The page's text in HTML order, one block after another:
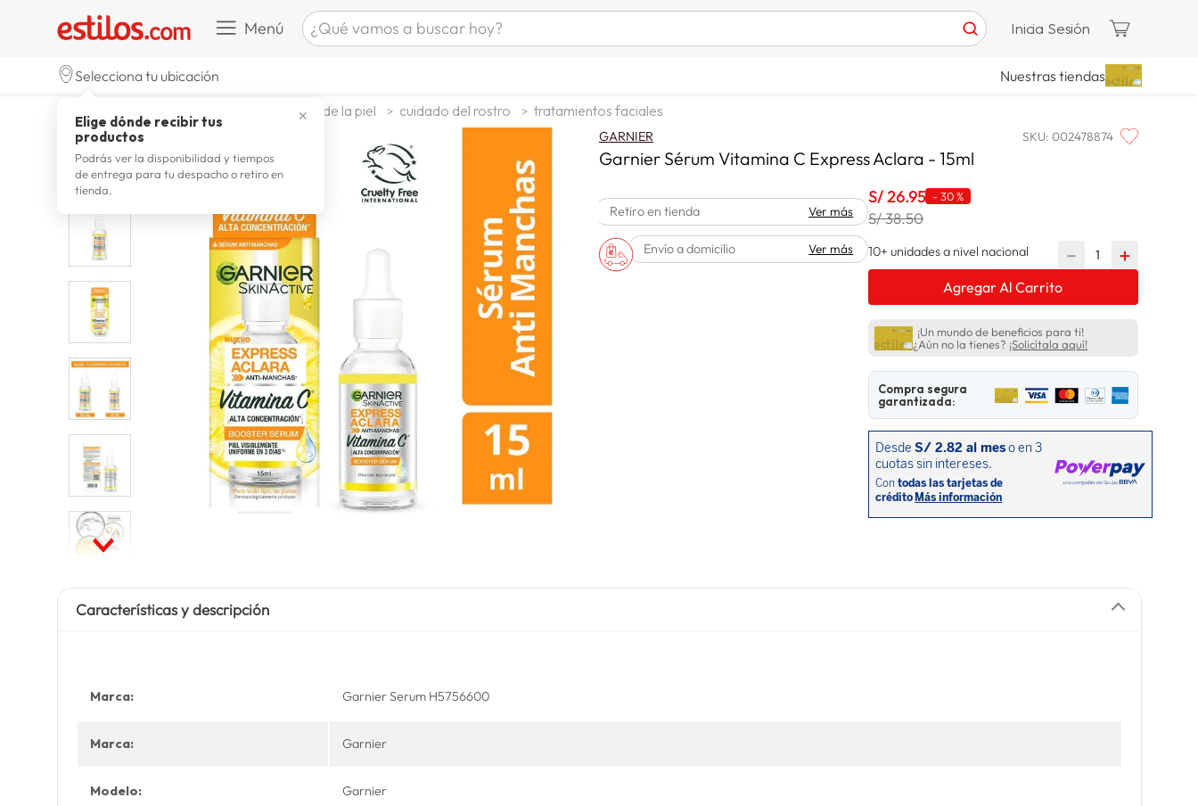
Menú ¿Qué vamos a buscar hoy?
zapatillas mujer
zapatillas hombre
moda
lavadora
spiderman
Inicia Sesión
Selecciona tu ubicación
✕
Elige dónde recibir tus
productos
Podrás ver la disponibilidad y tiempos
de entrega para tu despacho o retiro en
tienda.
Nuestras tiendas
cuidado de la piel cuidado del rostro tratamientos faciales
GARNIER SKU: 002478874
Garnier Sérum Vitamina C Express Aclara - 15ml
Retiro en tienda Ver más
Envío a domicilio Ver más
S/26.95 -30 %
S/ 38.50
10+ unidades a nivel nacional ＋
－
Agregar Al Carrito
¡Un mundo de beneficios para ti!
¿Aún no la tienes? ¡Solicítala aquí!
Compra segura
garantizada:
Características y descripción
Marca: Garnier Serum H5756600
Marca: Garnier
Modelo: Garnier